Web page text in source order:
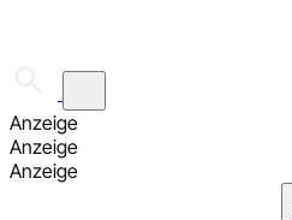
Anzeige
Anzeige
Anzeige